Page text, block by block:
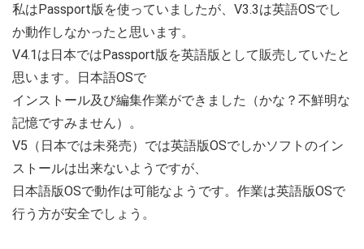
私はPassport版を使っていましたが、V3.3は英語OSでし
か動作しなかったと思います。
V4.1は日本ではPassport版を英語版として販売していたと
思います。日本語OSで
インストール及び編集作業ができました（かな？不鮮明な
記憶ですみません）。
V5（日本では未発売）では英語版OSでしかソフトのイン
ストールは出来ないようですが、
日本語版OSで動作は可能なようです。作業は英語版OSで
行う方が安全でしょう。